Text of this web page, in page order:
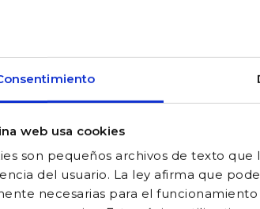
web usa cookies
son pequeños archivos de texto
del usuario. La ley afirma que
necesarias para el